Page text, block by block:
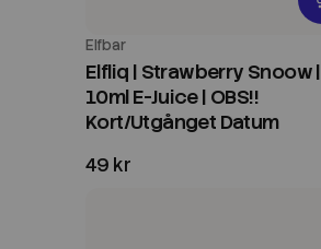
Elfbar
Elfliq | Strawberry Snoow |
10ml E-Juice | OBS!!
Kort/Utgånget Datum
49 kr